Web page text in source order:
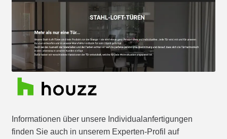
Informationen über unsere Individualanfertigungen
finden Sie auch in unserem Experten-Profil auf